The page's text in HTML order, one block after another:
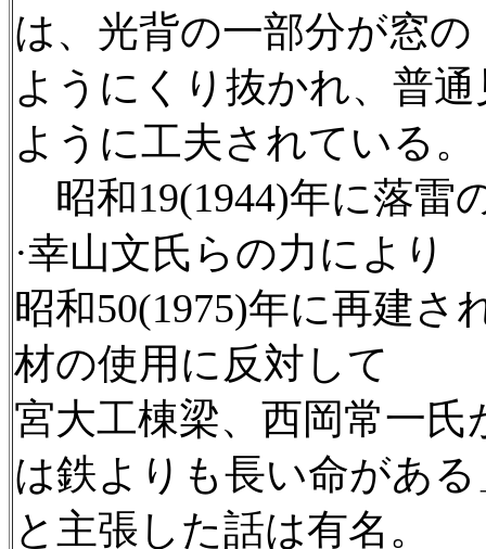
は、光背の一部分が窓の
ようにくり抜かれ、普
ように工夫されている。
昭和19(1944)年に落雷
·幸山文氏らの力により
昭和50(1975)年に再建
材の使用に反対して
宮大工棟梁、西岡常一
は鉄よりも長い命がある
と主張した話は有名。